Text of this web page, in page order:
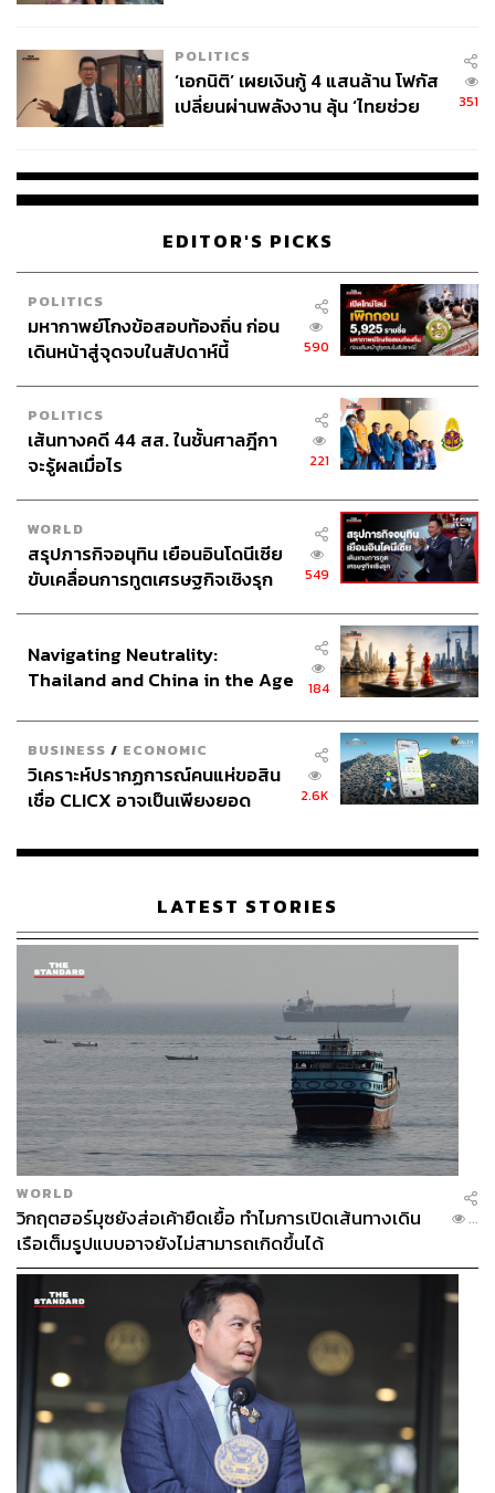
POLITICS
‘เอกนิติ’ เผยเงินกู้ 4 แสนล้าน โฟกัส
เปลี่ยนผ่านพลังงาน ลุ้น ‘ไทยช่วย
351
EDITOR'S PICKS
POLITICS
มหากาพย์โกงข้อสอบท้องถิ่น ก่อน
เดินหน้าสู่จุดจบในสัปดาห์นี้
590
POLITICS
เส้นทางคดี 44 สส. ในชั้นศาลฎีกา
จะรู้ผลเมื่อไร
221
WORLD
สรุปภารกิจอนุทิน เยือนอินโดนีเซีย
ขับเคลื่อนการทูตเศรษฐกิจเชิงรุก
549
Navigating Neutrality:
Thailand and China in the Age
184
BUSINESS / ECONOMIC
วิเคราะห์ปรากฏการณ์คนแห่ขอสิน
เชื่อ CLICX อาจเป็นเพียงยอด
เรือนไทยที่ถูกซุกไว้
2.6K
LATEST STORIES
WORLD
วิกฤตฮอร์มุซยังส่อเค้ายืดเยื้อ ทำไมการเปิดเส้นทางเดิน
เรือเต็มรูปแบบอาจยังไม่สามารถเกิดขึ้นได้
...